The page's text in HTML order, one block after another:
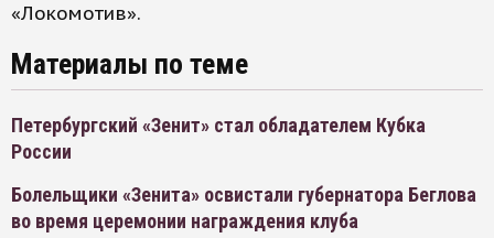
«Локомотив».
Материалы по теме
Петербургский «Зенит» стал обладателем Кубка
России
Болельщики «Зенита» освистали губернатора Беглова
во время церемонии награждения клуба